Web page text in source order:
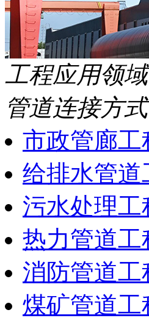
工程应用领域
管道连接方式
市政管廊工
给排水管道
污水处理工
热力管道工
消防管道工
煤矿管道工